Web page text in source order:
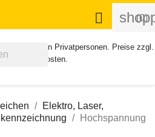
(0)

Verkauf an Privatpersonen. Preise zzgl.
Versandkosten.
Elektro, Laser,
Hochspannung